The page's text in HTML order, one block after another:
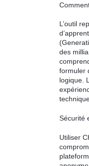
L’outil
des
formuler
logique.
Sécurité
Utiliser